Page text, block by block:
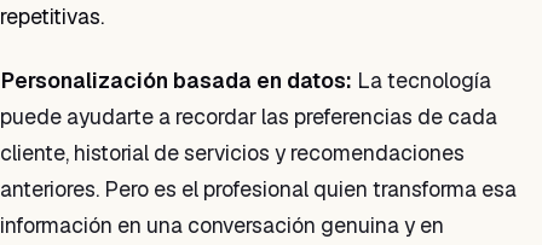
repetitivas.
Personalización basada en datos: La tecnología
puede ayudarte a recordar las preferencias de cada
cliente, historial de servicios y recomendaciones
anteriores. Pero es el profesional quien transforma esa
información en una conversación genuina y en